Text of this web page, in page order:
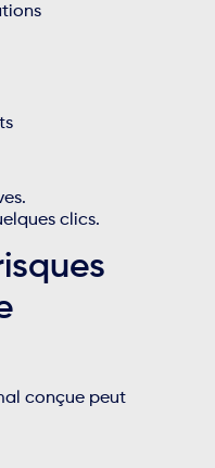
clics.
conçue peut